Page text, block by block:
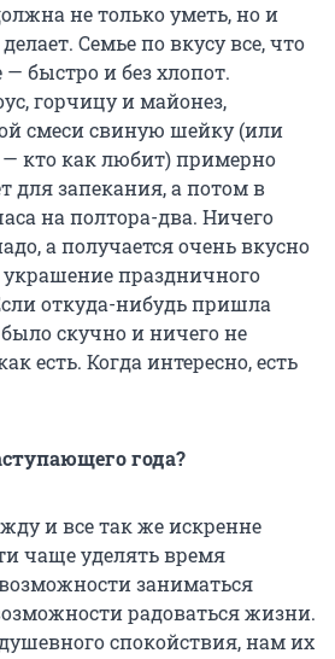
не только уметь, но и
Семье по вкусу все, что
быстро и без хлопот.
горчицу и майонез,
смеси свиную шейку (или
— кто как любит) примерно
для запекания, а потом в
на полтора-два. Ничего
а получается очень вкусно
праздничного
откуда-нибудь пришла
скучно и ничего не
есть. Когда интересно, есть
года?
и все так же искренне
чаще уделять время
заниматься
радоваться жизни.
спокойствия, нам их